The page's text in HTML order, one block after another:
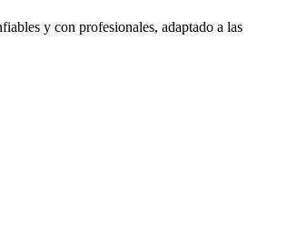
y con profesionales, adaptado a las